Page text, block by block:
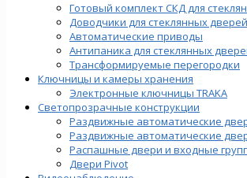
Готовый комплект СКД для
Доводчики для стеклянных дверей
Автоматические приводы
Антипаника для стеклянных
Трансформируемые перегородки
Ключницы и камеры хранения
Электронные ключницы TRAKA
Светопрозрачные конструкции
Раздвижные автоматические
Раздвижные автоматические
Распашные двери и входные
Двери Pivot